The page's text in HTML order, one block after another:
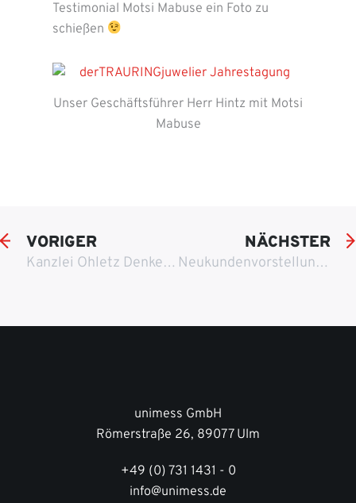
Testimonial Motsi Mabuse ein Foto zu
schießen
Unser Geschäftsführer Herr Hintz mit Motsi
Mabuse
VORIGER
Kanzlei Ohletz Denker Heyn Tekath & Kollegen aus Essen
NÄCHSTER
Neukundenvorstellung: Dachprofi Patrick Vaughn aus Remshalden
unimess GmbH
Römerstraße 26, 89077 Ulm
+49 (0) 731 1431 - 0
info@unimess.de